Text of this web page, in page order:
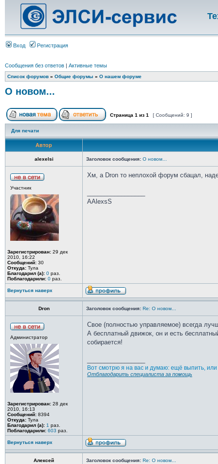
Вход Регистрация
Сообщения без ответов | Активные темы
Список форумов » Общие форумы » О нашем форуме
О новом...
Страница 1 из 1 [ Сообщений: 9 ]
Для печати
Автор
alexelsi Заголовок сообщения: О новом...
Участник
Зарегистрирован: 29 дек
2010, 16:22
Сообщений: 30
Откуда: Тула
Благодарил (а): 0 раз.
Поблагодарили: 0 раз.
Хм, а Dron то неплохой форум сбацал,
AAlexsS
Вернуться наверх
Dron Заголовок сообщения: Re: О новом...
Администратор
Зарегистрирован: 28 дек
2010, 16:13
Сообщений: 8394
Откуда: Тула
Благодарил (а): 1 раз.
Поблагодарили: 603 раз.
Свое (полностью управляемое) всегда
А бесплатный движок, он и есть
собирается!
Вот смотрю я на вас и думаю: ещё выпить,
Отблагодарить специалиста за помощь
Вернуться наверх
Алексей Заголовок сообщения: Re: О новом...